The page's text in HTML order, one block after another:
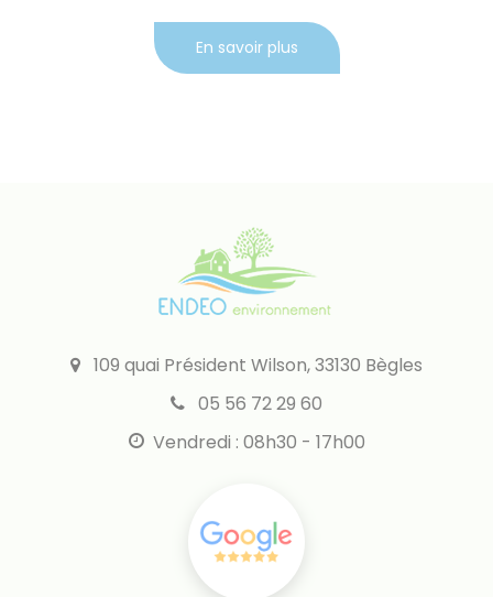
En savoir plus
109 quai Président Wilson, 33130 Bègles
05 56 72 29 60
Vendredi : 08h30 - 17h00